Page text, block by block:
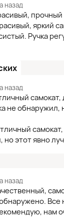
назад
прочный
яркий
Ручка
назад
самокат,
не обнаружил,
но этот явно
назад
Все
нам